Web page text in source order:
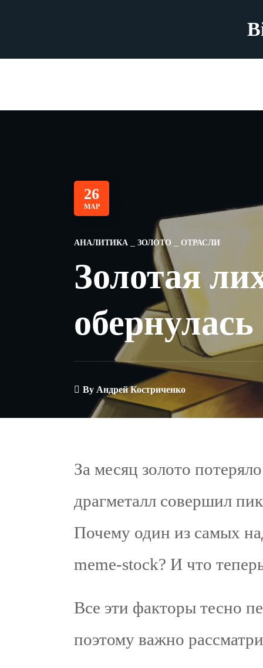
26
МАР
АНАЛИТИКА ЗОЛОТО ОТРАСЛИ
Золотая
By Андрей Костриченко
За месяц золото
драгметалл совершил
Почему один из самых
meme-stock? И что
Все эти факторы тесно
поэтому важно